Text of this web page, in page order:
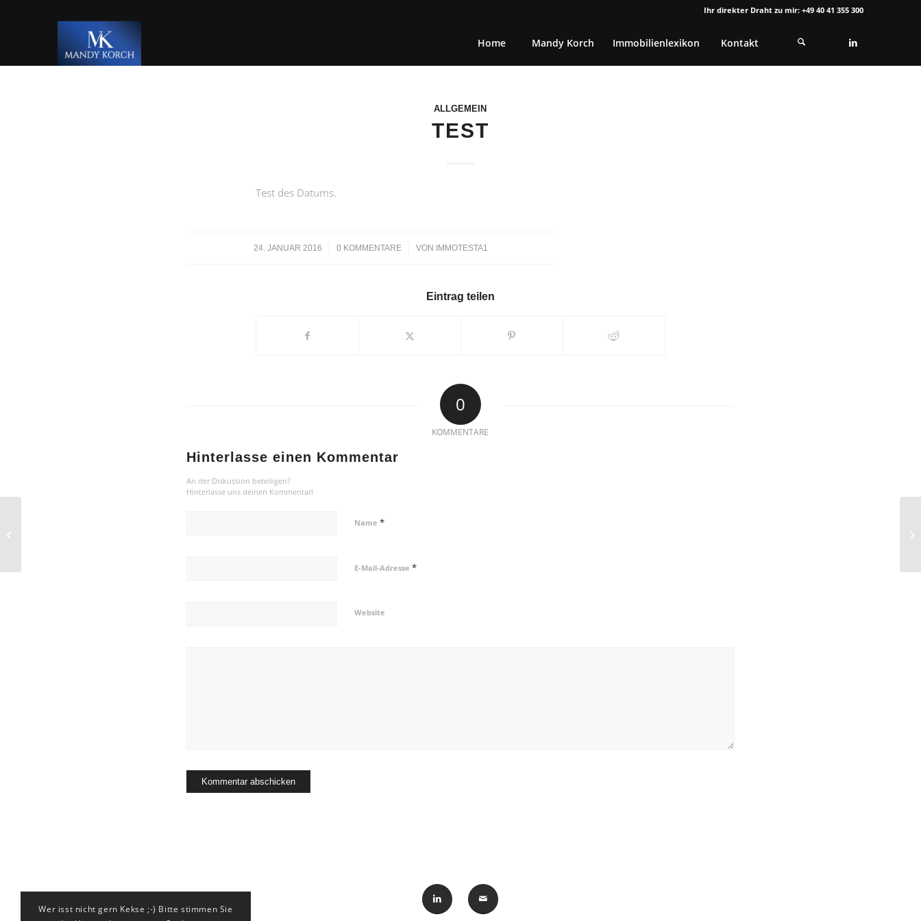
Ihr direkter Draht zu mir: +49 40 41 355 300
Home Mandy Korch Immobilienlexikon Kontakt
ALLGEMEIN
TEST
Test des Datums.
24. JANUAR 2016
/ 0 KOMMENTARE
/ VON IMMOTESTA1
Eintrag teilen
0
KOMMENTARE
Hinterlasse einen Kommentar
An der Diskussion beteiligen?
Hinterlasse uns deinen Kommentar!
Name *
E-Mail-Adresse *
Website
Wer isst nicht gern Kekse ;-) Bitte stimmen Sie